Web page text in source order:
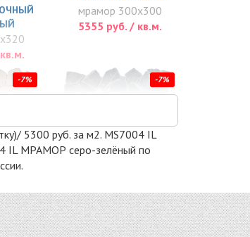
мрамор 300x300
5355 руб. / кв.м.
-7% -7%
PIX260
мрамор 305x305
5673 руб. / кв.м.
5300 руб. за м2. MS7004 IL
IL МРАМОР серо-зелёный по